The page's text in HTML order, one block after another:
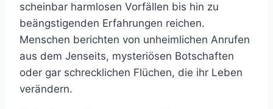
scheinbar harmlosen Vorfällen bis hin zu
beängstigenden Erfahrungen reichen.
Menschen berichten von unheimlichen Anrufen
aus dem Jenseits, mysteriösen Botschaften
oder gar schrecklichen Flüchen, die ihr Leben
verändern.